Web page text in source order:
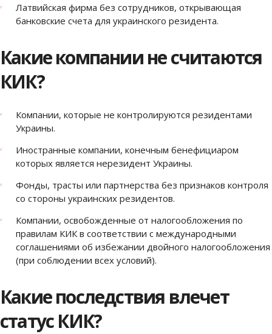
Латвийская фирма без сотрудников, открывающая
банковские счета для украинского резидента.
Какие компании не считаются
КИК?
Компании, которые не контролируются резидентами
Украины.
Иностранные компании, конечным бенефициаром
которых является нерезидент Украины.
Фонды, трасты или партнерства без признаков контроля
со стороны украинских резидентов.
Компании, освобожденные от налогообложения по
правилам КИК в соответствии с международными
соглашениями об избежании двойного налогообложения
(при соблюдении всех условий).
Какие последствия влечет
статус КИК?